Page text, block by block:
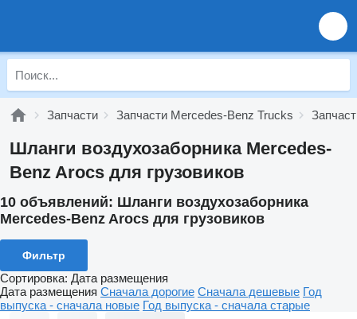
Запчасти Запчасти Mercedes-Benz Trucks
Шланги воздухозаборника Mercedes-
Benz Arocs для грузовиков
10 объявлений: Шланги воздухозаборника
Mercedes-Benz Arocs для грузовиков
Фильтр
Сортировка: Дата размещения
Дата размещения Сначала дорогие Сначала дешевые Год
выпуска - сначала новые Год выпуска - сначала старые